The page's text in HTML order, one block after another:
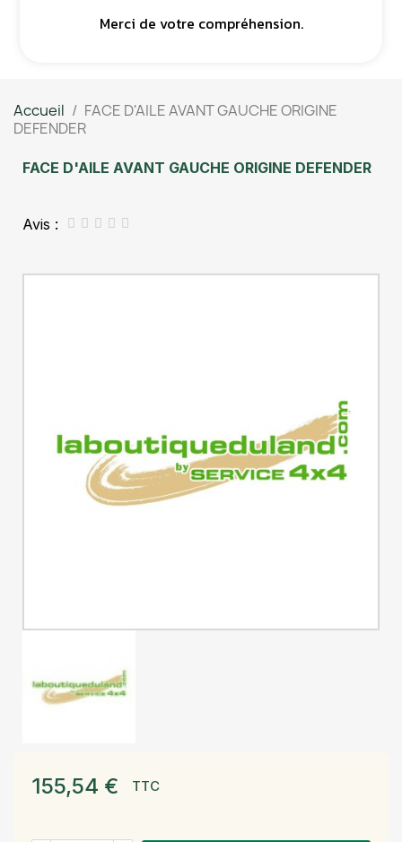
Merci de votre compréhension.
Accueil
FACE D'AILE AVANT GAUCHE ORIGINE
DEFENDER
FACE D'AILE AVANT GAUCHE ORIGINE DEFENDER
Avis :     
155,54 € TTC